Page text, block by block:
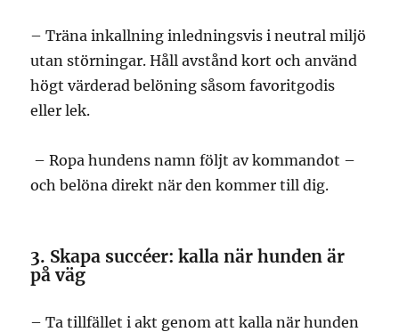
– Träna inkallning inledningsvis i neutral miljö
utan störningar. Håll avstånd kort och använd
högt värderad belöning såsom favoritgodis
eller lek.
– Ropa hundens namn följt av kommandot –
och belöna direkt när den kommer till dig.
3. Skapa succéer: kalla när hunden är
på väg
– Ta tillfället i akt genom att kalla när hunden